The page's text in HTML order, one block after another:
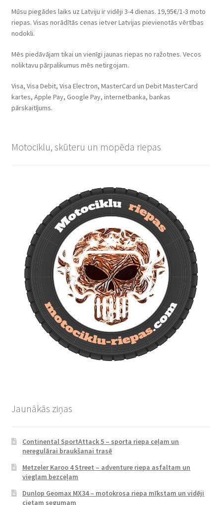
Mūsu piegādes laiks uz Latviju ir vidēji 3-4 dienas. 19,95€/1-3 moto
riepas. Visas norādītās cenas ietver Latvijas pievienotās vērtības
nodokli.
Mēs piedāvājam tikai un vienīgi jaunas riepas no ražotnes. Vecos
noliktavu pārpalikumus mēs netirgojam.
Visa, Visa Debit, Visa Electron, MasterCard un Debit MasterCard
kartes, Apple Pay, Google Pay, internetbanka, bankas
pārskaitījums.
Motociklu, skūteru un mopēda riepas
Jaunākās ziņas
Continental SportAttack 5 – sporta riepa ceļam un
neregulārai braukšanai trasē
Metzeler Karoo 4 Street – adventure riepa asfaltam un
vieglam bezceļam
Dunlop Geomax MX34 – motokrosa riepa mīkstam un vidēji
cietam segumam